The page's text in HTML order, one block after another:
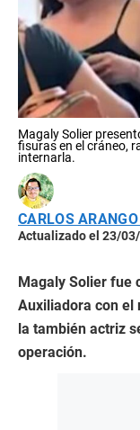
Magaly Solier
fisuras en el cráneo,
internarla.
CARLOS ARANGO
Actualizado el 23/
Magaly Solier fue
Auxiliadora con el
la también actriz
operación.